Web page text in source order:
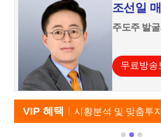
조선일
주도주 발
무료방송
VIP 혜택 시황분석 및 맞춤투